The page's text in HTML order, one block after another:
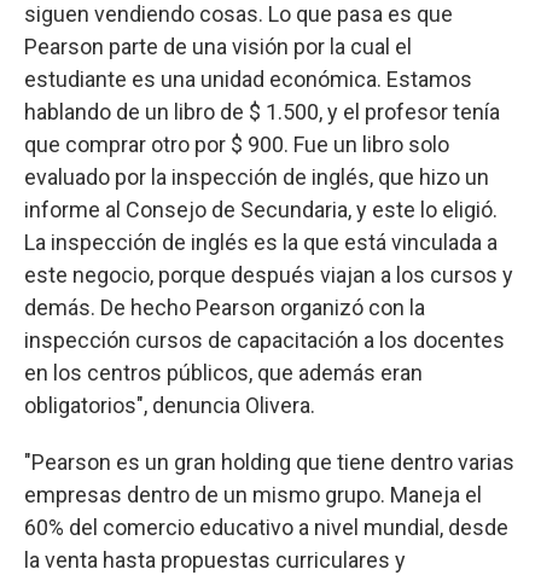
siguen vendiendo cosas. Lo que pasa es que
Pearson parte de una visión por la cual el
estudiante es una unidad económica. Estamos
hablando de un libro de $ 1.500, y el profesor tenía
que comprar otro por $ 900. Fue un libro solo
evaluado por la inspección de inglés, que hizo un
informe al Consejo de Secundaria, y este lo eligió.
La inspección de inglés es la que está vinculada a
este negocio, porque después viajan a los cursos y
demás. De hecho Pearson organizó con la
inspección cursos de capacitación a los docentes
en los centros públicos, que además eran
obligatorios", denuncia Olivera.
"Pearson es un gran holding que tiene dentro varias
empresas dentro de un mismo grupo. Maneja el
60% del comercio educativo a nivel mundial, desde
la venta hasta propuestas curriculares y